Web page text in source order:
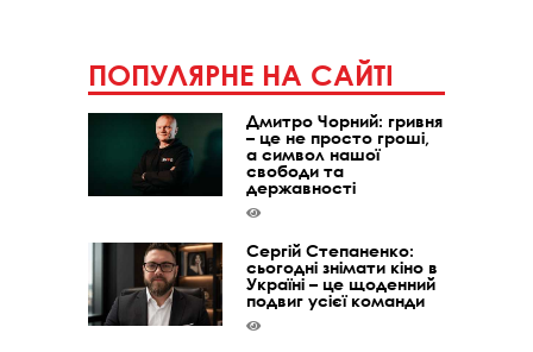
ПОПУЛЯРНЕ НА САЙТІ
Дмитро Чорний: гривня
– це не просто гроші,
а символ нашої
свободи та
державності
Сергій Степаненко:
сьогодні знімати кіно в
Україні – це щоденний
подвиг усієї команди